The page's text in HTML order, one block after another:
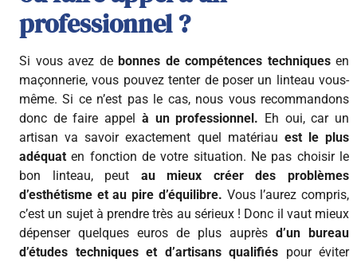
professionnel ?
Si vous avez de bonnes de compétences techniquesen
maçonnerie, vous pouvez tenter de poser un linteau vous-
même. Si ce n’est pas le cas, nous vous recommandons
donc de faire appel à un professionnel. Eh oui, car un
artisan va savoir exactement quel matériau est le plus
adéquat en fonction de votre situation. Ne pas choisir le
bon linteau, peut au mieux créer des problèmes
d’esthétisme et au pire d’équilibre. Vous l’aurez compris,
c’est un sujet à prendre très au sérieux ! Donc il vaut mieux
dépenser quelques euros de plus auprès d’un bureau
d’études techniques et d’artisans qualifiés pour éviter